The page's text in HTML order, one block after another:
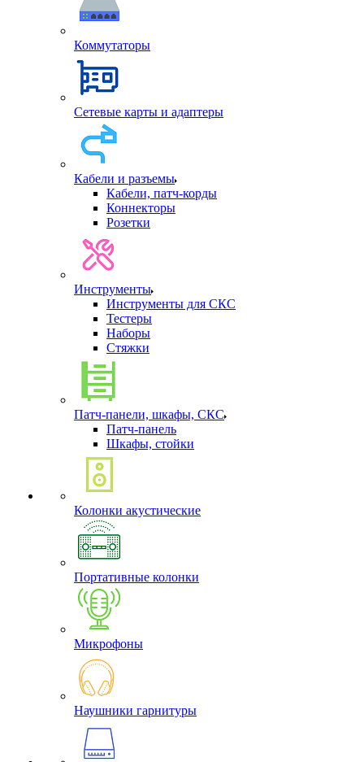
Коммутаторы
Сетевые карты и адаптеры
Кабели и разъемы
Кабели, патч-корды
Коннекторы
Розетки
Инструменты
Инструменты для СКС
Тестеры
Наборы
Стяжки
Патч-панели, шкафы, СКС
Патч-панель
Шкафы, стойки
Колонки акустические
Портативные колонки
Микрофоны
Наушники гарнитуры